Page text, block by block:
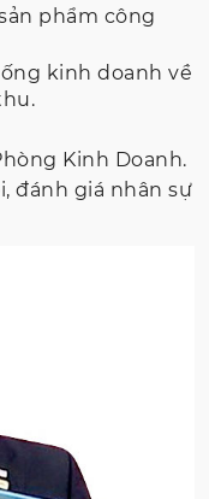
phẩm công
kinh doanh về
Kinh Doanh.
đánh giá nhân sự